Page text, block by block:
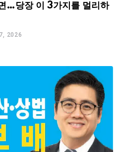
…당장 이 3가지를 멀리하
2026